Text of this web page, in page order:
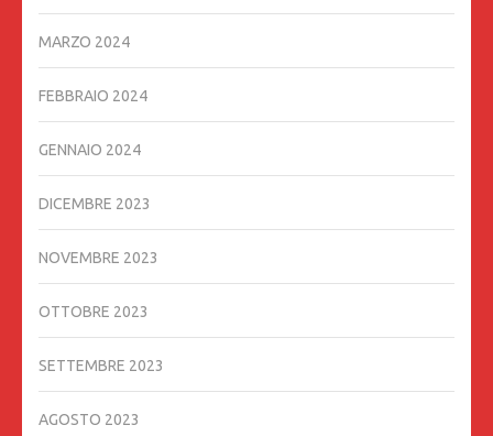
MARZO 2024
FEBBRAIO 2024
GENNAIO 2024
DICEMBRE 2023
NOVEMBRE 2023
OTTOBRE 2023
SETTEMBRE 2023
AGOSTO 2023